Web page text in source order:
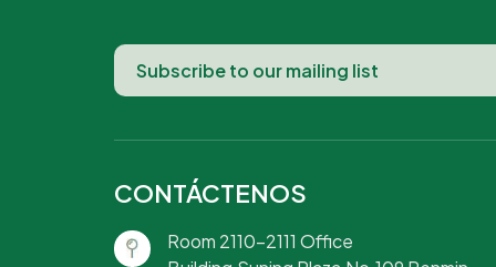
CONTÁCTENOS
Room 2110-2111 Office